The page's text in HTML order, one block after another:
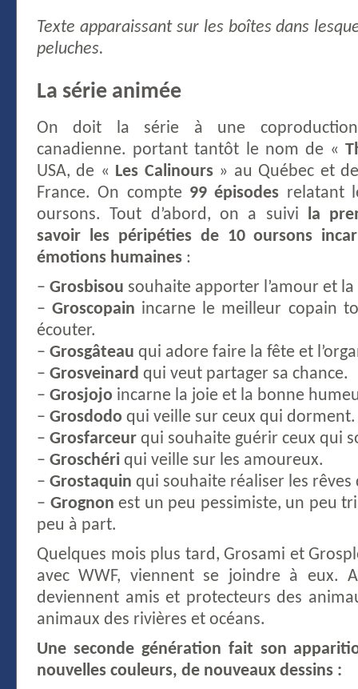
Texte apparaissant sur les boîtes dans
peluches.
La série animée
On doit la série à une coproduction
canadienne. portant tantôt le nom de «
USA, de « Les Calinours» au Québec et
France. On compte 99 épisodes relatant
oursons. Tout d’abord, on a suivi la
savoir les péripéties de 10 oursons
émotions humaines :
– Grosbisou souhaite apporter l’amour et
–Groscopain incarne le meilleur copain
écouter.
– Grosgâteau qui adore faire la fête et
– Grosveinard qui veut partager sa chance.
– Grosjojo incarne la joie et la bonne
– Grosdodo qui veille sur ceux qui dorment.
– Grosfarceur qui souhaite guérir ceux qui
– Groschéri qui veille sur les amoureux.
– Grostaquin qui souhaite réaliser les rêves
– Grognon est un peu pessimiste, un peu
peu à part.
Quelques mois plus tard, Grosami et
avec WWF, viennent se joindre à eux.
deviennent amis et protecteurs des
animaux des rivières et océans.
Une seconde génération fait son
nouvelles couleurs, de nouveaux dessins :